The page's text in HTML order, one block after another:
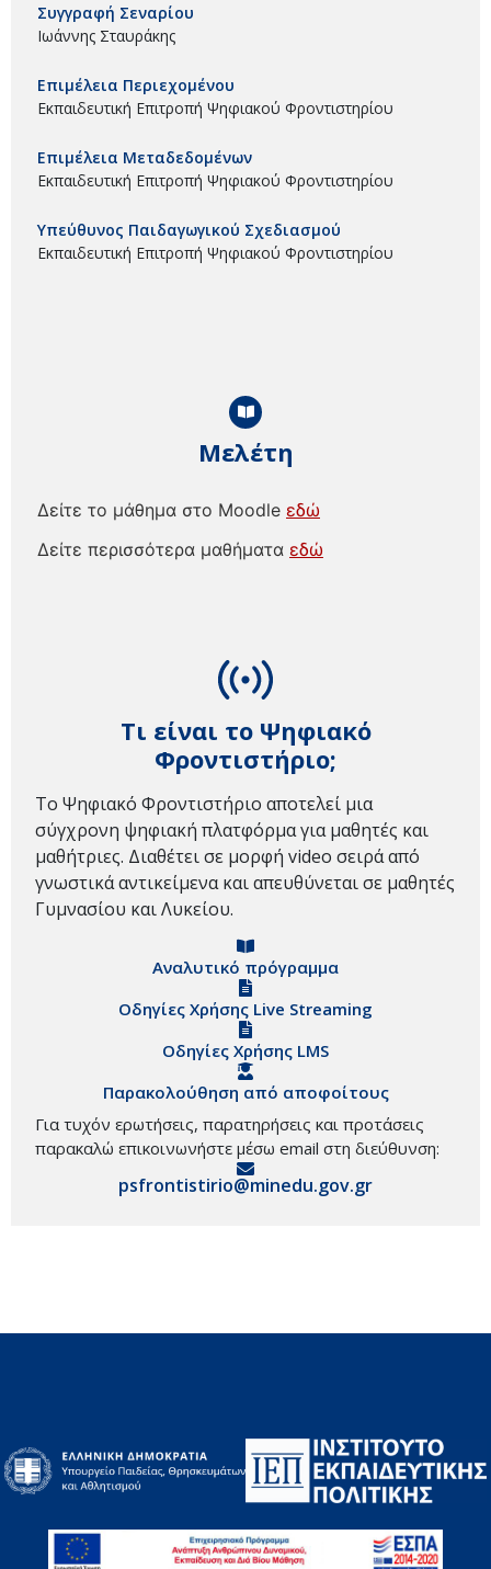
Τι είναι το Ψηφιακό
Φροντιστήριο;
Το Ψηφιακό Φροντιστήριο αποτελεί μια
σύγχρονη ψηφιακή πλατφόρμα για μαθητές και
μαθήτριες. Διαθέτει σε μορφή video σειρά από
γνωστικά αντικείμενα και απευθύνεται σε μαθητές
Γυμνασίου και Λυκείου.
Αναλυτικό πρόγραμμα
Οδηγίες Χρήσης Live Streaming
Οδηγίες Χρήσης LMS
Παρακολούθηση από αποφοίτους
Για τυχόν ερωτήσεις, παρατηρήσεις και προτάσεις
παρακαλώ επικοινωνήστε μέσω email στη διεύθυνση:
psfrontistirio@minedu.gov.gr
Μελέτη
Δείτε το μάθημα στο Moodle εδώ
Δείτε περισσότερα μαθήματα εδώ
Συγγραφή Σεναρίου
Ιωάννης Σταυράκης
Επιμέλεια Περιεχομένου
Εκπαιδευτική Επιτροπή Ψηφιακού Φροντιστηρίου
Επιμέλεια Μεταδεδομένων
Εκπαιδευτική Επιτροπή Ψηφιακού Φροντιστηρίου
Υπεύθυνος Παιδαγωγικού Σχεδιασμού
Εκπαιδευτική Επιτροπή Ψηφιακού Φροντιστηρίου